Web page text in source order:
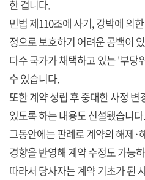
한 겁니다.
민법 제110조에 사기, 강박에 의
정으로 보호하기 어려운 공백이
다수 국가가 채택하고 있는 '부당
수 있습니다.
또한 계약 성립 후 중대한 사정
있도록 하는 내용도 신설됐습니다.
그동안에는 판례로 계약의 해제·
경향을 반영해 계약 수정도 가능
따라서 당사자는 계약 기초가 된